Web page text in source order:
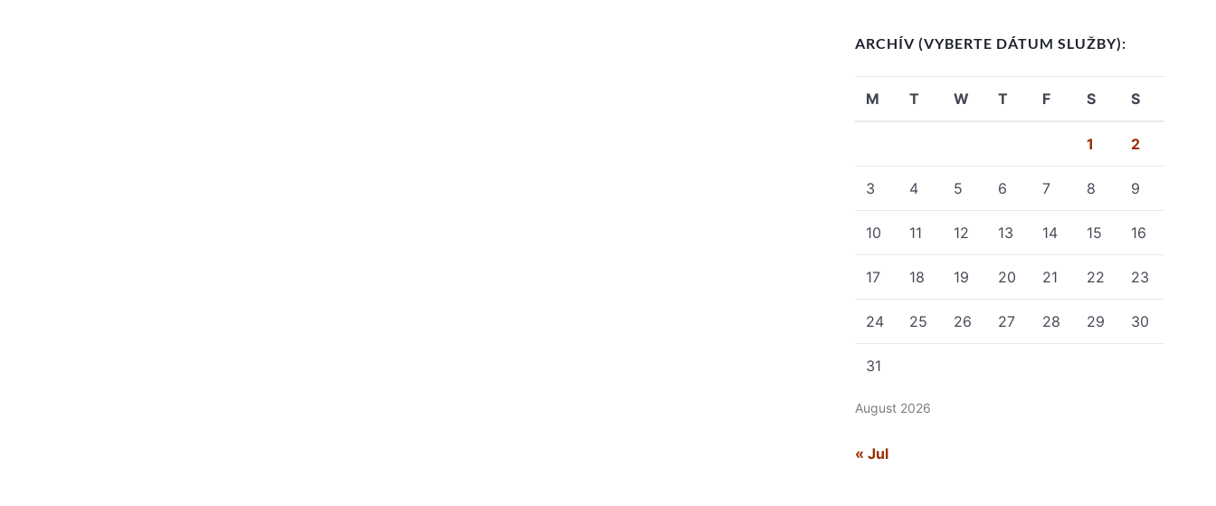
ARCHÍV (VYBERTE DÁTUM SLUŽBY):
August 2026
M T W T F S S
1 2
3 4 5 6 7 8 9
10 11 12 13 14 15 16
17 18 19 20 21 22 23
24 25 26 27 28 29 30
31
« Jul